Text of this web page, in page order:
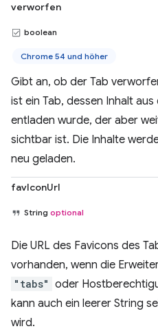
verworfen
boolean
Chrome 54 und höher
Gibt an, ob der Tab
ist ein Tab, dessen Inhalt
entladen wurde, der aber
sichtbar ist. Die Inhalte
neu geladen.
favIconUrl
String optional
Die URL des Favicons des
vorhanden, wenn die
"tabs" oder
kann auch ein leerer String
wird.